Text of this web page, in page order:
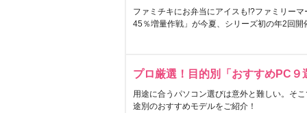
ファミチキにお弁当にアイスも!?ファミリー
45％増量作戦」が今夏、シリーズ初の年2回開
プロ厳選！目的別「おすすめPC９
用途に合うパソコン選びは意外と難しい。そ
途別のおすすめモデルをご紹介！